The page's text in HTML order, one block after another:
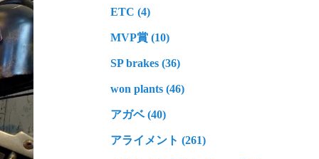
ETC (4)
MVP賞 (10)
SP brakes (36)
won plants (46)
アガベ (40)
アライメント (261)